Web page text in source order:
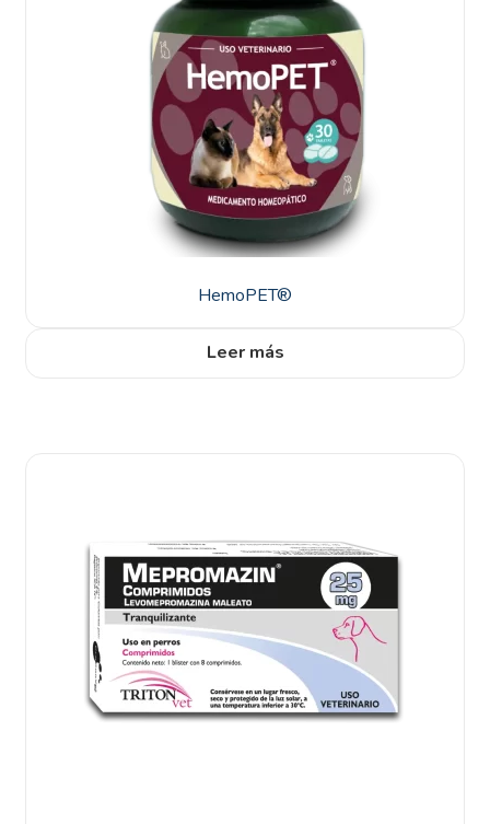
HemoPET®
Leer más